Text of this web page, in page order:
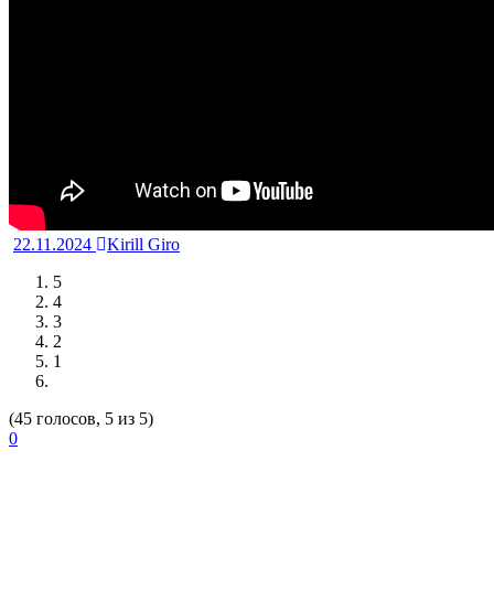
22.11.2024
Kirill Giro
5
4
3
2
1
(45 голосов, 5 из 5)
0